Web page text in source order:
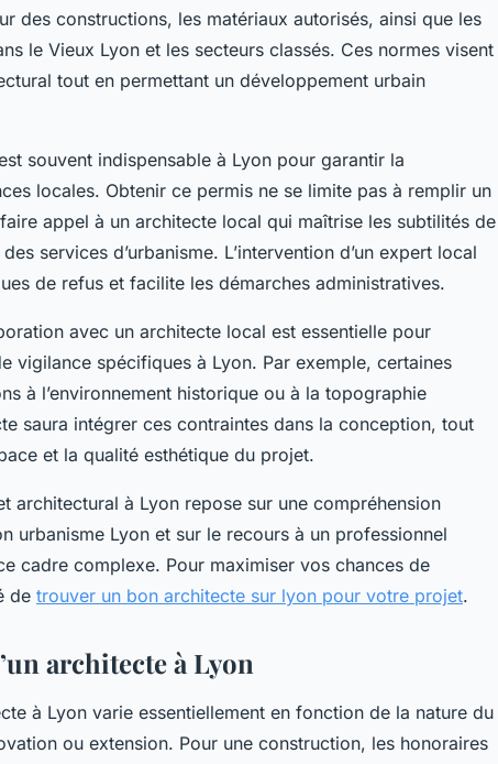
des constructions, les matériaux autorisés, ainsi que les
le Vieux Lyon et les secteurs classés. Ces normes visent
tout en permettant un développement urbain
souvent indispensable à Lyon pour garantir la
locales. Obtenir ce permis ne se limite pas à remplir un
appel à un architecte local qui maîtrise les subtilités de
services d’urbanisme. L’intervention d’un expert local
de refus et facilite les démarches administratives.
avec un architecte local est essentielle pour
vigilance spécifiques à Lyon. Par exemple, certaines
à l’environnement historique ou à la topographie
saura intégrer ces contraintes dans la conception, tout
et la qualité esthétique du projet.
architectural à Lyon repose sur une compréhension
urbanisme Lyon et sur le recours à un professionnel
cadre complexe. Pour maximiser vos chances de
de trouver un bon architecte sur lyon pour votre projet.
architecte à Lyon
à Lyon varie essentiellement en fonction de la nature du
ou extension. Pour une construction, les honoraires